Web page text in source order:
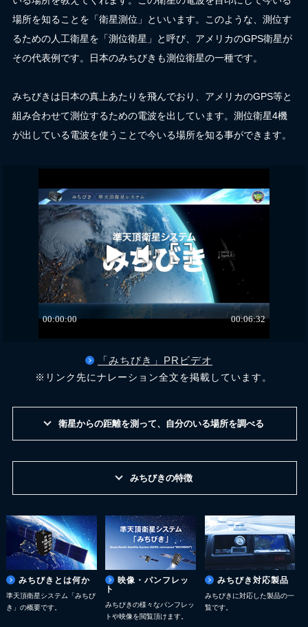
場所を知ることを「衛星測位」といいます。このような、測位す
るための人工衛星を「測位衛星」と呼び、アメリカのGPS衛星が
その代表例です。日本のみちびきも測位衛星の一種です。
みちびきは日本の真上あたりを飛んでおり、アメリカのGPS等と
組み合わせて測位するための電波を出しています。測位衛星4機
が出している電波を使うことで今いる場所を知る事ができます。
「みちびき」PRビデオ
※リンク先にナレーション全文を掲載しています。
衛星からの距離を測って、自分のいる場所を調べる
みちびきの特徴
みちびきとは何か
準天頂衛星システム「みちび
き」の概要です。
映像・パンフレッ
ト
みちびきの様々なパンフレッ
トや映像を閲覧頂けます。
みちびき対応製品
みちびきに対応した製品の一
覧です。